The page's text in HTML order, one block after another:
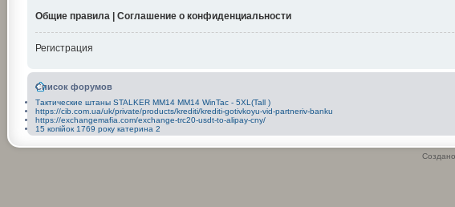
Общие правила | Соглашение о конфиденциальности
Регистрация
Список форумов
Тактические штаны STALKER ММ14 ММ14 WinTac - 5XL(Tall )
https://cib.com.ua/uk/private/products/krediti/krediti-gotivkoyu-vid-partneriv-banku
https://exchangemafia.com/exchange-trc20-usdt-to-alipay-cny/
15 копійок 1769 року катерина 2